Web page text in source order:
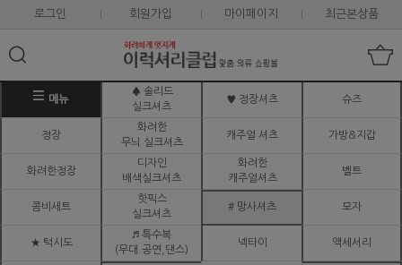
로그인 회원가입 마이페이지 최근본상품
메뉴
♠ 솔리드
실크셔츠
♥ 정장셔츠 슈즈
정장
화려한
무늬 실크셔츠
캐주얼 셔츠 가방&지갑
화려한정장
디자인
배색실크셔츠
화려한
캐주얼셔츠
벨트
콤비세트
핫픽스
실크셔츠
# 망사셔츠 모자
★ 턱시도
♬ 특수복
(무대.공연,댄스)
넥타이 액세서리